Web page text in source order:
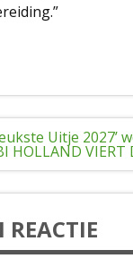
Uitje 2027’
HOLLAND VIERT
REACTIE